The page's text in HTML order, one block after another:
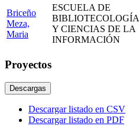
Briceño
Meza,
Maria
ESCUELA DE
BIBLIOTECOLOGÍA
Y CIENCIAS DE LA
INFORMACIÓN
Proyectos
Descargas
Descargar listado en CSV
Descargar listado en PDF